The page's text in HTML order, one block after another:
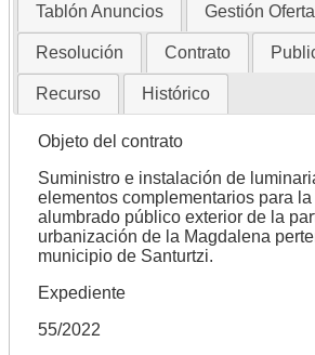
Tablón Anuncios Gestión
Resolución Contrato
Recurso Histórico
Objeto del contrato
Suministro e instalación de
elementos complementarios para la
alumbrado público exterior de la
urbanización de la Magdalena
municipio de Santurtzi.
Expediente
55/2022